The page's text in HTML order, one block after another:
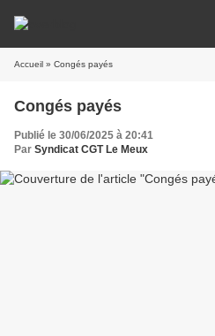
Accueil » Congés payés
Congés payés
Publié le 30/06/2025 à 20:41
Par Syndicat CGT Le Meux